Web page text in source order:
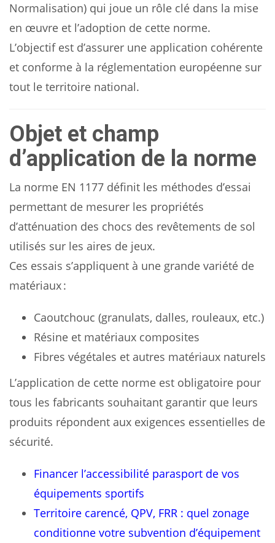
Normalisation) qui joue un rôle clé dans la mise
en œuvre et l’adoption de cette norme.
L’objectif est d’assurer une application cohérente
et conforme à la réglementation européenne sur
tout le territoire national.
Objet et champ
d’application de la norme
La norme EN 1177 définit les méthodes d’essai
permettant de mesurer les propriétés
d’atténuation des chocs des revêtements de sol
utilisés sur les aires de jeux.
Ces essais s’appliquent à une grande variété de
matériaux :
Caoutchouc (granulats, dalles, rouleaux, etc.)
Résine et matériaux composites
Fibres végétales et autres matériaux naturels
L’application de cette norme est obligatoire pour
tous les fabricants souhaitant garantir que leurs
produits répondent aux exigences essentielles de
sécurité.
Financer l’accessibilité parasport de vos
équipements sportifs
Territoire carencé, QPV, FRR : quel zonage
conditionne votre subvention d’équipement